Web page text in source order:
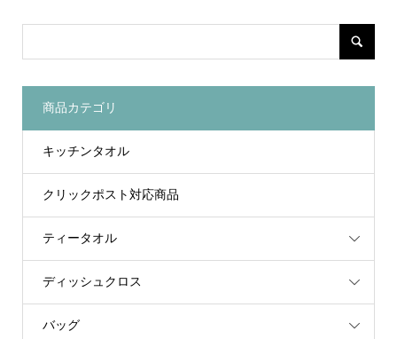
商品カテゴリ
キッチンタオル
クリックポスト対応商品
ティータオル
ディッシュクロス
バッグ